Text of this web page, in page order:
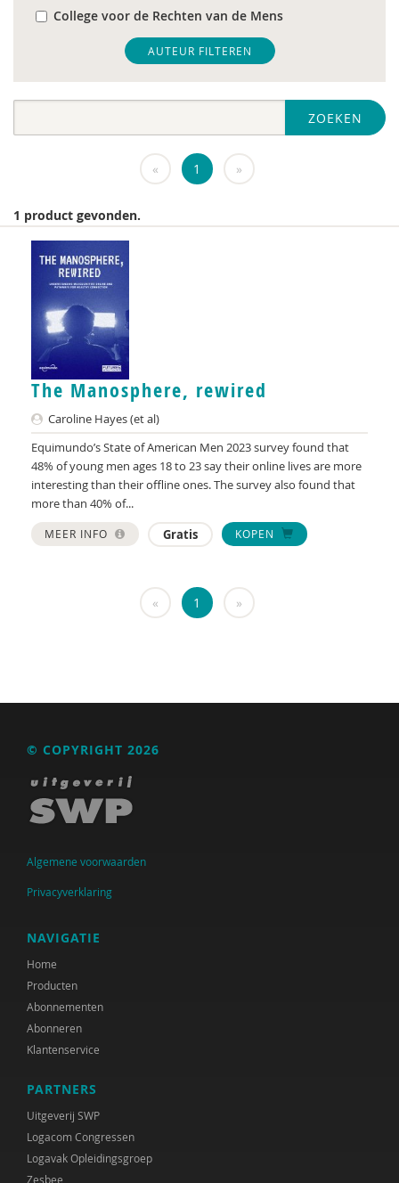
College voor de Rechten van de Mens
De Raad voor Volksgezondheid & Samenleving
diverse
Fier
GREVIO
het Regeringscommissariaat seksueel
grensoverschrijdend gedrag en seksueel geweld
huisarts
KNMG
Landelijk Kenniscentrum LVB
LIDIE
Maatschappelijk Impact Team
Mariëlle Bruning
Raad voor Volksgezondheid & Samenleving
Regioplan
United Nations Office for Disaster Risk Reduction
VGN
World Health Organization
WRR
René .C. Hoksbergen
Tim 'S Jongers
Jeugdautoriteit (JA)
AUTEUR FILTEREN
ZOEKEN
« 1 »
1 product gevonden.
The Manosphere, rewired
Caroline Hayes (et al)
Equimundo’s State of American Men 2023 survey found that
48% of young men ages 18 to 23 say their online lives are more
interesting than their offline ones. The survey also found that
more than 40% of...
MEER INFO Gratis KOPEN
« 1 »
© COPYRIGHT 2026
Algemene voorwaarden
Privacyverklaring
NAVIGATIE
Home
Producten
Abonnementen
Abonneren
Klantenservice
PARTNERS
Uitgeverij SWP
Logacom Congressen
Logavak Opleidingsgroep
Zesbee